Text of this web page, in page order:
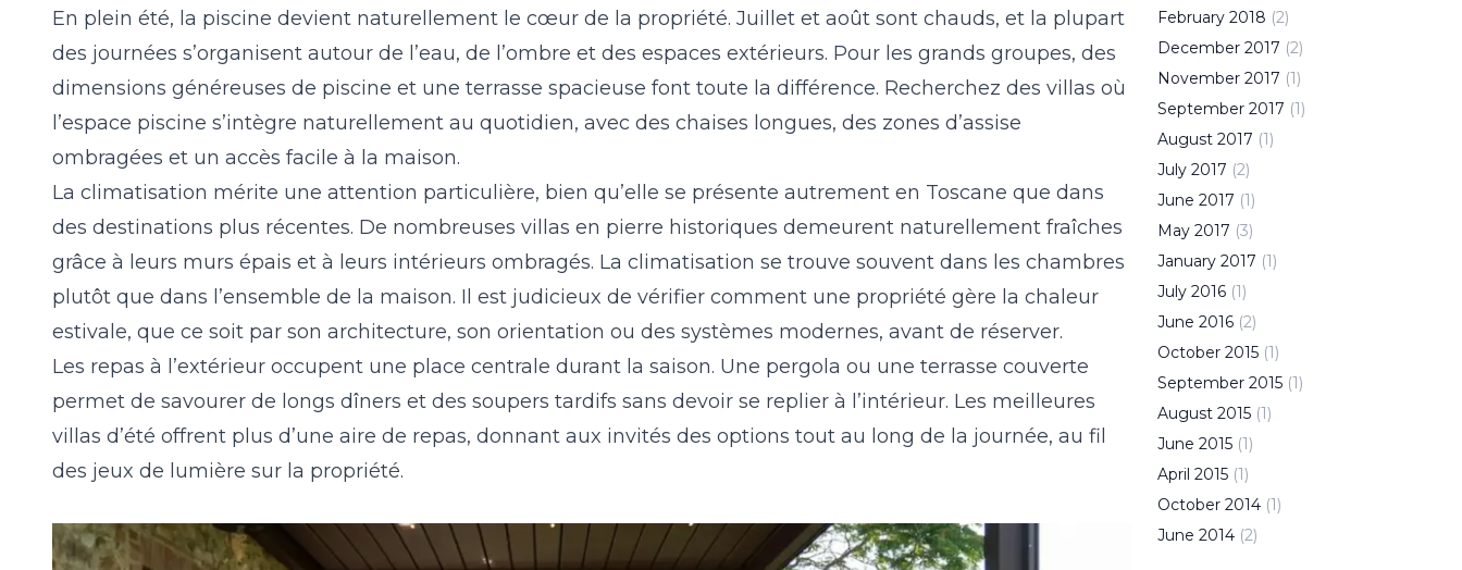
En plein été, la piscine devient naturellement le cœur de la propriété. Juillet et août sont chauds, et la plupart
des journées s’organisent autour de l’eau, de l’ombre et des espaces extérieurs. Pour les grands groupes, des
dimensions généreuses de piscine et une terrasse spacieuse font toute la différence. Recherchez des villas où
l’espace piscine s’intègre naturellement au quotidien, avec des chaises longues, des zones d’assise
ombragées et un accès facile à la maison.
La climatisation mérite une attention particulière, bien qu’elle se présente autrement en Toscane que dans
des destinations plus récentes. De nombreuses villas en pierre historiques demeurent naturellement fraîches
grâce à leurs murs épais et à leurs intérieurs ombragés. La climatisation se trouve souvent dans les chambres
plutôt que dans l’ensemble de la maison. Il est judicieux de vérifier comment une propriété gère la chaleur
estivale, que ce soit par son architecture, son orientation ou des systèmes modernes, avant de réserver.
Les repas à l’extérieur occupent une place centrale durant la saison. Une pergola ou une terrasse couverte
permet de savourer de longs dîners et des soupers tardifs sans devoir se replier à l’intérieur. Les meilleures
villas d’été offrent plus d’une aire de repas, donnant aux invités des options tout au long de la journée, au fil
des jeux de lumière sur la propriété.
February 2018 (2)
December 2017 (2)
November 2017 (1)
September 2017 (1)
August 2017 (1)
July 2017 (2)
June 2017 (1)
May 2017 (3)
January 2017 (1)
July 2016 (1)
June 2016 (2)
October 2015 (1)
September 2015 (1)
August 2015 (1)
June 2015 (1)
April 2015 (1)
October 2014 (1)
June 2014 (2)